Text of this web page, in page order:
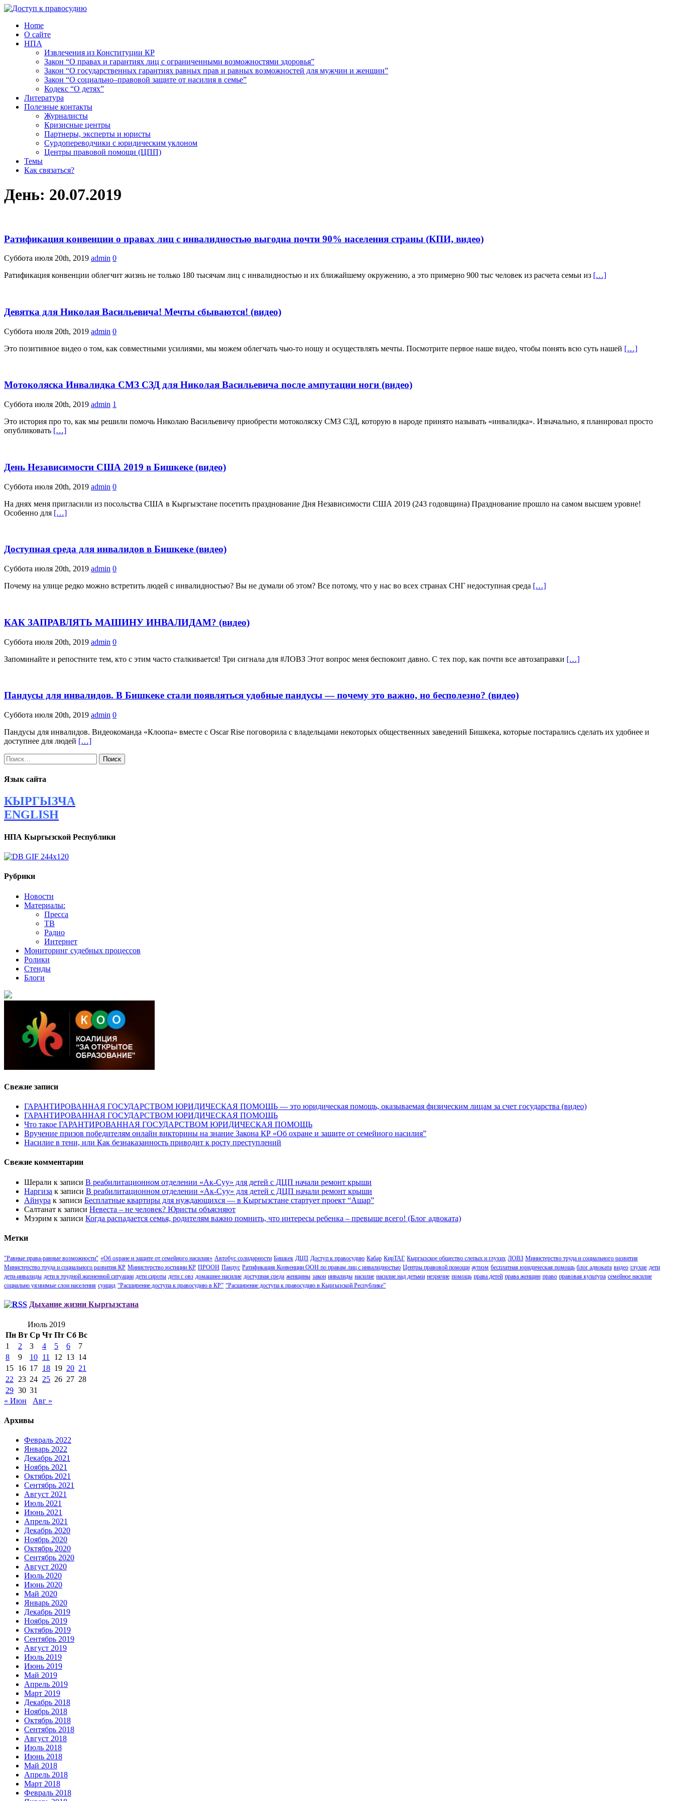
Home
О сайте
НПА
Извлечения из Конституции КР
Закон “О правах и гарантиях лиц с ограниченными возможностями здоровья”
Закон “О государственных гарантиях равных прав и равных возможностей для мужчин и женщин”
Закон “О социально–правовой защите от насилия в семье”
Кодекс “О детях”
Литература
Полезные контакты
Журналисты
Кризисные центры
Партнеры, эксперты и юристы
Сурдопереводчики с юридическим уклоном
Центры правовой помощи (ЦПП)
Темы
Как связаться?
День: 20.07.2019
Ратификация конвенции о правах лиц с инвалидностью выгодна почти 90% населения страны (КПИ, видео)
Суббота июля 20th, 2019 admin 0
Ратификация конвенции облегчит жизнь не только 180 тысячам лиц с инвалидностью и их ближайшему окружению, а это примерно 900 тыс человек из расчета семьи из […]
Девятка для Николая Васильевича! Мечты сбываются! (видео)
Суббота июля 20th, 2019 admin 0
Это позитивное видео о том, как совместными усилиями, мы можем облегчать чью-то ношу и осуществлять мечты. Посмотрите первое наше видео, чтобы понять всю суть нашей […]
Мотоколяска Инвалидка СМЗ СЗД для Николая Васильевича после ампутации ноги (видео)
Суббота июля 20th, 2019 admin 1
Это история про то, как мы решили помочь Николаю Васильевичу приобрести мотоколяску СМЗ СЗД, которую в народе принято называть «инвалидка». Изначально, я планировал просто
опубликовать […]
День Независимости США 2019 в Бишкеке (видео)
Суббота июля 20th, 2019 admin 0
На днях меня пригласили из посольства США в Кыргызстане посетить празднование Дня Независимости США 2019 (243 годовщина) Празднование прошло на самом высшем уровне!
Особенно для […]
Доступная среда для инвалидов в Бишкеке (видео)
Суббота июля 20th, 2019 admin 0
Почему на улице редко можно встретить людей с инвалидностью? Вы не думали об этом? Все потому, что у нас во всех странах СНГ недоступная среда […]
КАК ЗАПРАВЛЯТЬ МАШИНУ ИНВАЛИДАМ? (видео)
Суббота июля 20th, 2019 admin 0
Запоминайте и репостните тем, кто с этим часто сталкивается! Три сигнала для #ЛОВЗ Этот вопрос меня беспокоит давно. С тех пор, как почти все автозаправки […]
Пандусы для инвалидов. В Бишкеке стали появляться удобные пандусы — почему это важно, но бесполезно? (видео)
Суббота июля 20th, 2019 admin 0
Пандусы для инвалидов. Видеокоманда «Клоопа» вместе с Oscar Rise поговорила с владельцами некоторых общественных заведений Бишкека, которые постарались сделать их удобнее и
доступнее для людей […]
Найти:
Язык сайта
КЫРГЫЗЧА
ENGLISH
НПА Кыргызской Республики
Рубрики
Новости
Материалы:
Пресса
ТВ
Радио
Интернет
Мониторинг судебных процессов
Ролики
Стенды
Блоги
Свежие записи
ГАРАНТИРОВАННАЯ ГОСУДАРСТВОМ ЮРИДИЧЕСКАЯ ПОМОЩЬ — это юридическая помощь, оказываемая физическим лицам за счет государства (видео)
ГАРАНТИРОВАННАЯ ГОСУДАРСТВОМ ЮРИДИЧЕСКАЯ ПОМОЩЬ
Что такое ГАРАНТИРОВАННАЯ ГОСУДАРСТВОМ ЮРИДИЧЕСКАЯ ПОМОЩЬ
Вручение призов победителям онлайн викторины на знание Закона КР «Об охране и защите от семейного насилия”
Насилие в тени, или Как безнаказанность приводит к росту преступлений
Свежие комментарии
Шерали к записи В реабилитационном отделении «Ак-Суу» для детей с ДЦП начали ремонт крыши
Наргиза к записи В реабилитационном отделении «Ак-Суу» для детей с ДЦП начали ремонт крыши
Айнура к записи Бесплатные квартиры для нуждающихся — в Кыргызстане стартует проект “Ашар”
Салтанат к записи Невеста – не человек? Юристы объясняют
Мээрим к записи Когда распадается семья, родителям важно помнить, что интересы ребенка – превыше всего! (Блог адвоката)
Метки
"Равные права-равные возможности" «Об охране и защите от семейного насилия» Автобус солидарности Бишкек ДЦП Доступ к правосудию Кабар КирТАГ Кыргызское общество слепых и глухих ЛОВЗ Министерство труда и социального развития
Министерство труда и социального развития КР Министерство юстиции КР ПРООН Пандус Ратификация Конвенции ООН по правам лиц с инвалидностью Центры правовой помощи аутизм бесплатная юридическая помощь блог адвоката видео глухие дети
дети-инвалиды дети в трудной жизненной ситуации дети сироты дети с овз домашнее насилие доступная среда женщины закон инвалиды насилие насилие над детьми незрячие помощь права детей права женщин право правовая культура семейное насилие
социально уязвимые слои населения суицид “Расширение доступа к правосудию в КР” “Расширение доступа к правосудию в Кыргызской Республике”
Дыхание жизни Кыргызстана
Июль 2019
Пн Вт Ср Чт Пт Сб Вс
1
2 3 4 5 6
7
8
9 10 11 12 13 14
15 16 17 18 19 20 21
22
23 24 25 26 27 28
29 30 31
« Июн
Авг »
Архивы
Февраль 2022
Январь 2022
Декабрь 2021
Ноябрь 2021
Октябрь 2021
Сентябрь 2021
Август 2021
Июль 2021
Июнь 2021
Апрель 2021
Декабрь 2020
Ноябрь 2020
Октябрь 2020
Сентябрь 2020
Август 2020
Июль 2020
Июнь 2020
Май 2020
Январь 2020
Декабрь 2019
Ноябрь 2019
Октябрь 2019
Сентябрь 2019
Август 2019
Июль 2019
Июнь 2019
Май 2019
Апрель 2019
Март 2019
Декабрь 2018
Ноябрь 2018
Октябрь 2018
Сентябрь 2018
Август 2018
Июль 2018
Июнь 2018
Май 2018
Апрель 2018
Март 2018
Февраль 2018